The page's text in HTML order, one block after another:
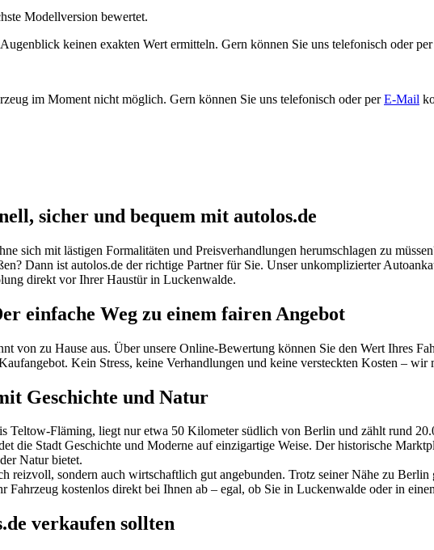
Modellversion bewertet.
keinen exakten Wert ermitteln. Gern können Sie uns telefonisch oder per
im Moment nicht möglich. Gern können Sie uns telefonisch oder perE-Mail
sicher und bequem mit autolos.de
sich mit lästigen Formalitäten und Preisverhandlungen herumschlagen zu
Dann ist autolos.de der richtige Partner für Sie. Unser unkomplizierter
direkt vor Ihrer Haustür in Luckenwalde.
einfache Weg zu einem fairen Angebot
von zu Hause aus. Über unsere Online-Bewertung können Sie den Wert Ihres
Kein Stress, keine Verhandlungen und keine versteckten Kosten – wir
Geschichte und Natur
Teltow-Fläming, liegt nur etwa 50 Kilometer südlich von Berlin und zählt rund
die Stadt Geschichte und Moderne auf einzigartige Weise. Der historische
Natur bietet.
reizvoll, sondern auch wirtschaftlich gut angebunden. Trotz seiner Nähe zu
Fahrzeug kostenlos direkt bei Ihnen ab – egal, ob Sie in Luckenwalde oder in
verkaufen sollten